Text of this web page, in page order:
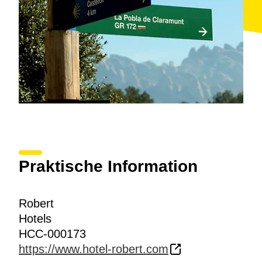
Praktische Information
Robert
Hotels
HCC-000173
https://www.hotel-robert.com